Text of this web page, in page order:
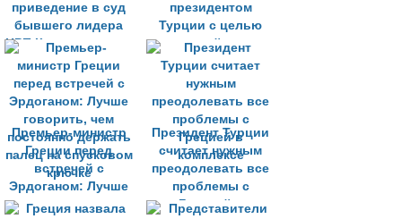
приведение в суд
бывшего лидера
НРП Кылычдароглу
президентом
Турции с целью
дальнейшего
улучшения
отношений
Премьер-министр
Греции перед
встречей с
Эрдоганом: Лучше
говорить, чем
Президент Турции
считает нужным
преодолевать все
проблемы с
Грецией в